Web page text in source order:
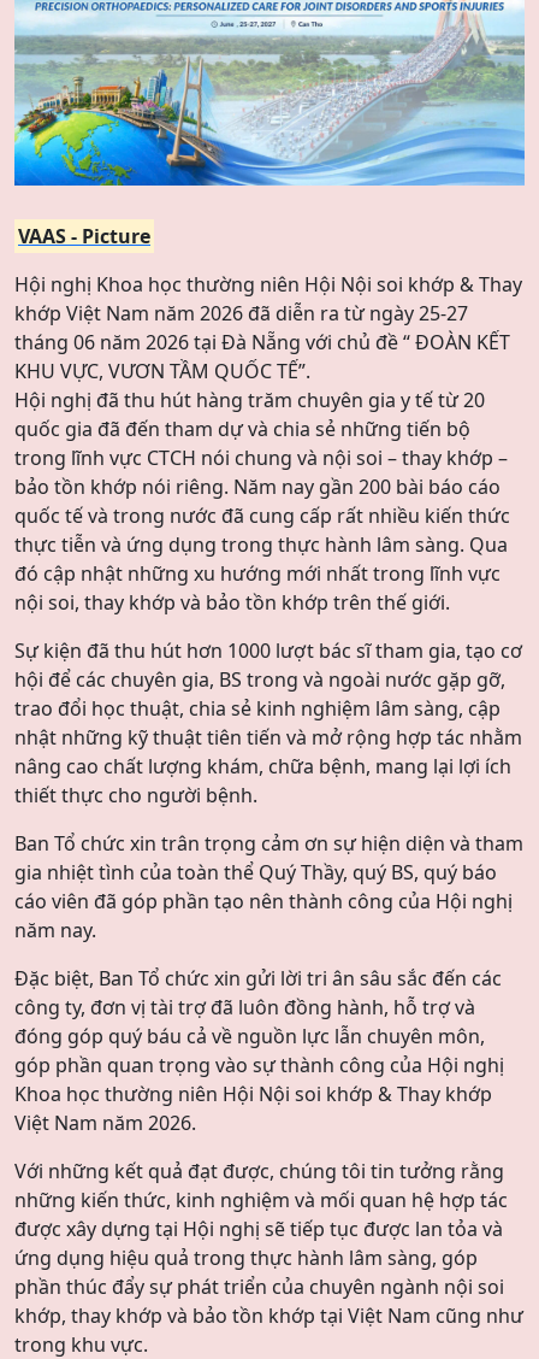
VAAS - Picture
Hội nghị Khoa học thường niên Hội Nội soi khớp & Thay
khớp Việt Nam năm 2026 đã diễn ra từ ngày 25-27
tháng 06 năm 2026 tại Đà Nẵng với chủ đề “ ĐOÀN KẾT
KHU VỰC, VƯƠN TẦM QUỐC TẾ”.
Hội nghị đã thu hút hàng trăm chuyên gia y tế từ 20
quốc gia đã đến tham dự và chia sẻ những tiến bộ
trong lĩnh vực CTCH nói chung và nội soi – thay khớp –
bảo tồn khớp nói riêng. Năm nay gần 200 bài báo cáo
quốc tế và trong nước đã cung cấp rất nhiều kiến thức
thực tiễn và ứng dụng trong thực hành lâm sàng. Qua
đó cập nhật những xu hướng mới nhất trong lĩnh vực
nội soi, thay khớp và bảo tồn khớp trên thế giới.
Sự kiện đã thu hút hơn 1000 lượt bác sĩ tham gia, tạo cơ
hội để các chuyên gia, BS trong và ngoài nước gặp gỡ,
trao đổi học thuật, chia sẻ kinh nghiệm lâm sàng, cập
nhật những kỹ thuật tiên tiến và mở rộng hợp tác nhằm
nâng cao chất lượng khám, chữa bệnh, mang lại lợi ích
thiết thực cho người bệnh.
Ban Tổ chức xin trân trọng cảm ơn sự hiện diện và tham
gia nhiệt tình của toàn thể Quý Thầy, quý BS, quý báo
cáo viên đã góp phần tạo nên thành công của Hội nghị
năm nay.
Đặc biệt, Ban Tổ chức xin gửi lời tri ân sâu sắc đến các
công ty, đơn vị tài trợ đã luôn đồng hành, hỗ trợ và
đóng góp quý báu cả về nguồn lực lẫn chuyên môn,
góp phần quan trọng vào sự thành công của Hội nghị
Khoa học thường niên Hội Nội soi khớp & Thay khớp
Việt Nam năm 2026.
Với những kết quả đạt được, chúng tôi tin tưởng rằng
những kiến thức, kinh nghiệm và mối quan hệ hợp tác
được xây dựng tại Hội nghị sẽ tiếp tục được lan tỏa và
ứng dụng hiệu quả trong thực hành lâm sàng, góp
phần thúc đẩy sự phát triển của chuyên ngành nội soi
khớp, thay khớp và bảo tồn khớp tại Việt Nam cũng như
trong khu vực.